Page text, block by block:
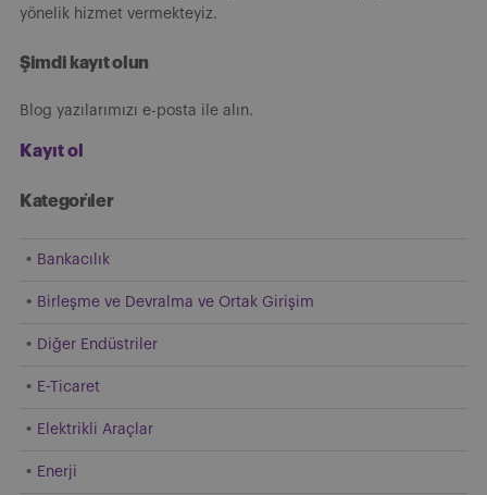
yönelik hizmet vermekteyiz.
Şimdi kayıt olun
Blog yazılarımızı e-posta ile alın.
Kayıt ol
Kategori̇ler
Bankacılık
Birleşme ve Devralma ve Ortak Girişim
Diğer Endüstriler
E-Ticaret
Elektrikli Araçlar
Enerji